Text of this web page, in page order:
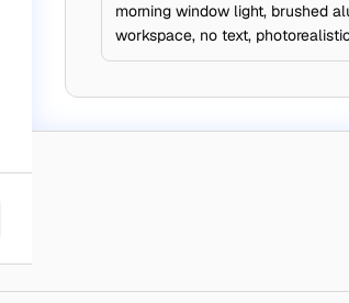
morning window light, brushed
workspace, no text,